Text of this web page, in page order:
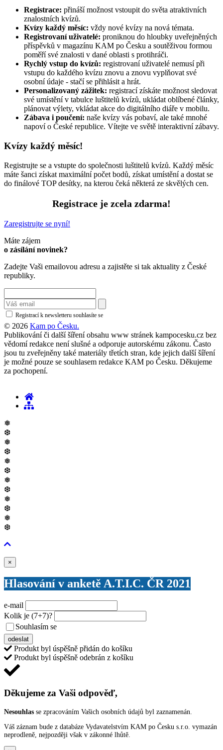
Registrace: přináší možnost vstoupit do světa atraktivních
znalostních kvízů.
Kvízy každý měsíc: vždy nové kvízy na nová témata.
Registrovaní uživatelé: proniknou do hloubky uveřejněných
příspěvků v magazínu KAM po Česku a soutěživou formou
poměří své znalosti v dané oblasti s protihráči.
Rychlý vstup do kvízů: registrovaní uživatelé nemusí při
vstupu do každého kvízu znovu a znovu vyplňovat své
osobní údaje - stačí se přihlásit a hrát.
Personalizovaný zážitek: registrací získáte možnost sledovat
své umístění v tabulce luštitelů kvízů, ukládat oblíbené články,
plánovat výlety, vkládat akce do digitálního diáře v mobilu.
Zábava i poučení: naše kvízy vás pobaví, ale také mnohé
napoví o České republice. Vítejte ve světě interaktivní zábavy.
Kvízy každý měsíc!
Registrujte se a vstupte do společnosti luštitelů kvízů. Každý měsíc
máte šanci získat maximální počet bodů, získat umístění a dostat se
do finálové TOP desítky, na kterou čeká některá ze skvělých cen.
Registrace je zcela zdarma!
Zaregistrujte se nyní!
Máte zájem
o zásílání novinek?
Zadejte Vaši emailovou adresu a zajistěte si tak aktuality z České
republiky.
Registrací k newsletteru souhlasíte se
© 2026 Kam po Česku.
Publikování či další šíření obsahu www stránek kampocesku.cz bez
vědomí redakce není slušné a odporuje autorskému zákonu. Často
jsou tu zveřejněny také materiály třetích stran, kde jejich další šíření
je možné pouze se souhlasem redakce KAM po Česku. Děkujeme
za pochopení.
❅
❆
❅
❆
❅
❆
❅
❆
❅
❆
❅
❆
×
Hlasování v anketě A.T.I.C. ČR 2021
e-mail
Kolik je (7+7)?
Souhlasím se
odeslat
Produkt byl úspěšně přidán do košíku
Produkt byl úspěšně odebrán z košíku
Děkujeme za Vaši odpověď,
Nesouhlas se zpracováním Vašich osobních údajů byl zaznamenán.
Váš záznam bude z databáze Vydavatelstvím KAM po Česku s.r.o. vymazán
neprodleně, nejpozději však v zákonné lhůtě.